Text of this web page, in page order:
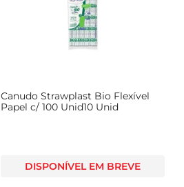
Canudo Strawplast Bio Flexível
Papel c/ 100 Unid10 Unid
DISPONÍVEL EM BREVE